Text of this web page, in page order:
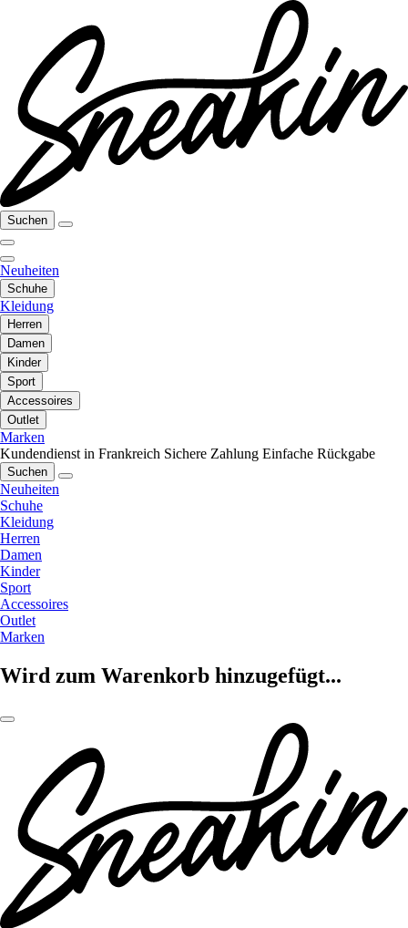
Suchen
Neuheiten
Schuhe
Kleidung
Herren
Damen
Kinder
Sport
Accessoires
Outlet
Marken
Kundendienst in Frankreich Sichere Zahlung Einfache Rückgabe
Suchen
Neuheiten
Schuhe
Kleidung
Herren
Damen
Kinder
Sport
Accessoires
Outlet
Marken
Wird zum Warenkorb hinzugefügt...